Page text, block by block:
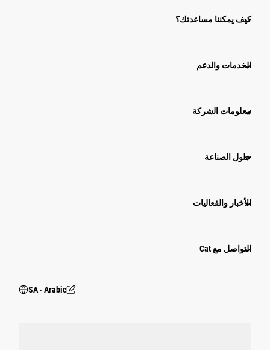
كيف يمكننا مساعدتك؟
الخدمات والدعم
معلومات الشركة
حلول الصناعة
الأخبار والفعاليات
التواصل مع Cat
SA ‧ Arabic